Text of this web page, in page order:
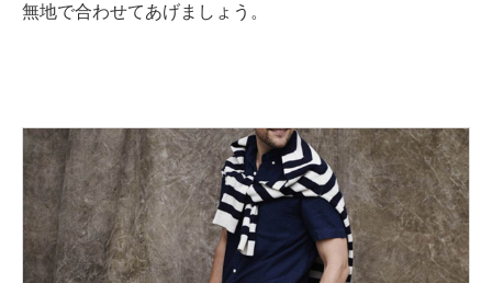
無地で合わせてあげましょう。